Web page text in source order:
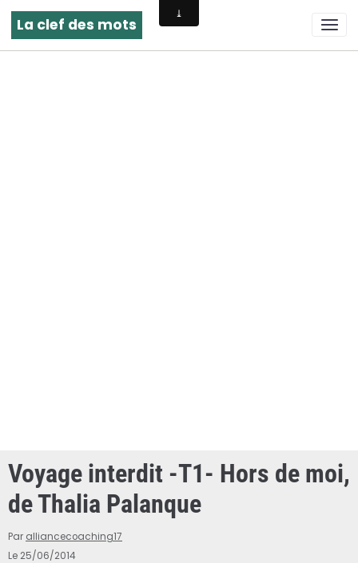
La clef des mots
Voyage interdit -T1- Hors de moi,
de Thalia Palanque
Par alliancecoaching17
Le 25/06/2014